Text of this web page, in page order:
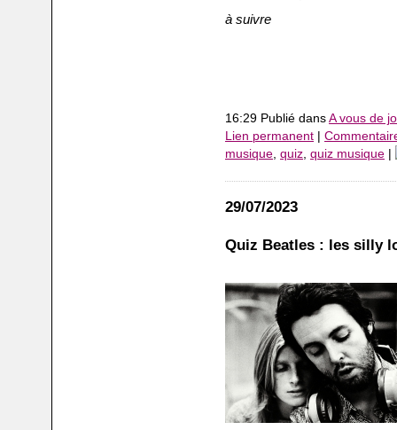
à suivre
16:29 Publié dans A vous de
Lien permanent
musique, quiz, quiz musique
29/07/2023
Quiz Beatles : les silly